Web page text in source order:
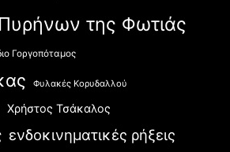
της Φωτιάς
Γοργοπόταμος
Φυλακές Κορυδαλλού
Χρήστος Τσάκαλος
ενδοκινηματικές ρήξεις